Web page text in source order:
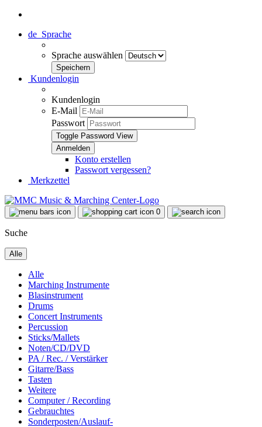
de Sprache
Sprache auswählen
Kundenlogin
Kundenlogin
E-Mail
Passwort
Toggle Password View
Konto erstellen
Passwort vergessen?
Merkzettel
0
Suche
Alle
Alle
Marching Instrumente
Blasinstrument
Drums
Concert Instruments
Percussion
Sticks/Mallets
Noten/CD/DVD
PA / Rec. / Verstärker
Gitarre/Bass
Tasten
Weitere
Computer / Recording
Gebrauchtes
Sonderposten/Auslauf-